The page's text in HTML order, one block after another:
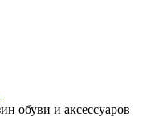
обуви и аксессуаров